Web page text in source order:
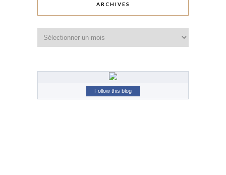
ARCHIVES
Follow this blog